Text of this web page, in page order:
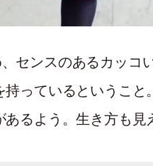
センスのあるカッコ
っているということ
るよう。生き方も見